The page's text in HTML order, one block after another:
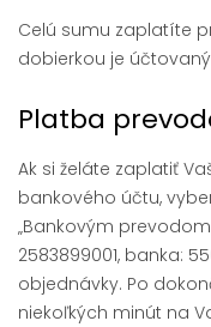
Celú sumu zaplatíte
dobierkou je
Platba
Ak si želáte zaplatiť
bankového účtu,
„Bankovým
2583899001, banka:
objednávky. Po
niekoľkých minút na